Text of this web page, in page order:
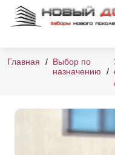
Главная
Выбор по
назначению